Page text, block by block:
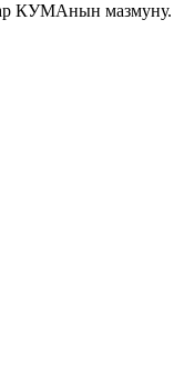
КУМАнын мазмуну.